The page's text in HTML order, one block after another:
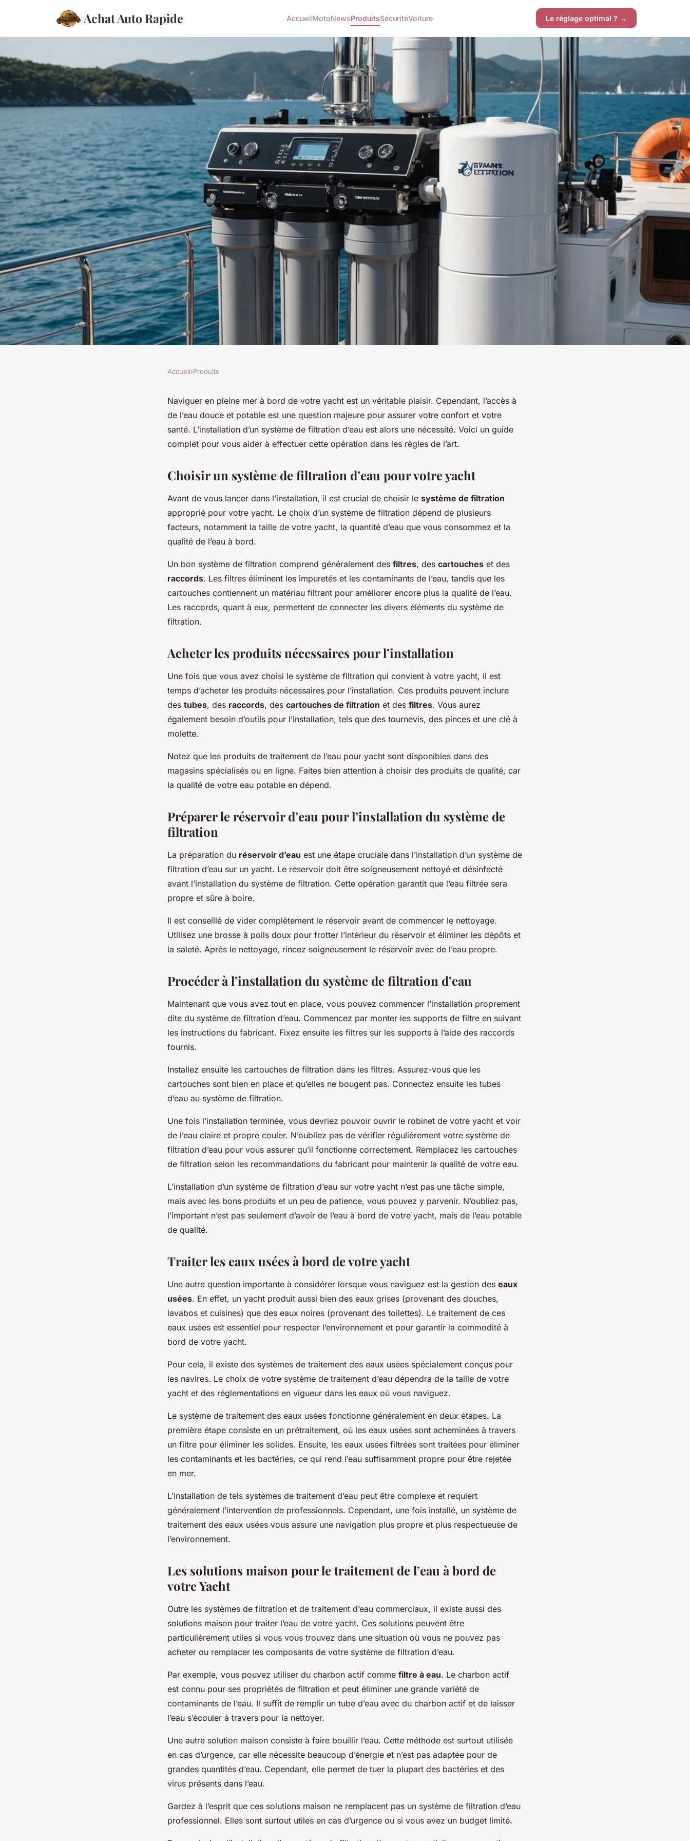
Achat Auto Rapide AccueilMotoNewsProduitsSécuritéVoiture Le réglage optimal ? →
Comment installer un système de
filtration de l'eau pour un yacht?
Accueil›Produits
Naviguer en pleine mer à bord de votre yacht est un véritable plaisir. Cependant, l’accès à
de l’eau douce et potable est une question majeure pour assurer votre confort et votre
santé. L’installation d’un système de filtration d’eau est alors une nécessité. Voici un guide
complet pour vous aider à effectuer cette opération dans les règles de l’art.
Choisir un système de filtration d’eau pour votre yacht
Avant de vous lancer dans l’installation, il est crucial de choisir le système de filtration
approprié pour votre yacht. Le choix d’un système de filtration dépend de plusieurs
facteurs, notamment la taille de votre yacht, la quantité d’eau que vous consommez et la
qualité de l’eau à bord.
Un bon système de filtration comprend généralement des filtres, des cartouches et des
raccords. Les filtres éliminent les impuretés et les contaminants de l’eau, tandis que les
cartouches contiennent un matériau filtrant pour améliorer encore plus la qualité de l’eau.
Les raccords, quant à eux, permettent de connecter les divers éléments du système de
filtration.
Acheter les produits nécessaires pour l’installation
Une fois que vous avez choisi le système de filtration qui convient à votre yacht, il est
temps d’acheter les produits nécessaires pour l’installation. Ces produits peuvent inclure
des tubes, des raccords, des cartouches de filtration et des filtres. Vous aurez
également besoin d’outils pour l’installation, tels que des tournevis, des pinces et une clé à
molette.
Notez que les produits de traitement de l’eau pour yacht sont disponibles dans des
magasins spécialisés ou en ligne. Faites bien attention à choisir des produits de qualité, car
la qualité de votre eau potable en dépend.
Préparer le réservoir d’eau pour l’installation du système de
filtration
La préparation du réservoir d’eau est une étape cruciale dans l’installation d’un système de
filtration d’eau sur un yacht. Le réservoir doit être soigneusement nettoyé et désinfecté
avant l’installation du système de filtration. Cette opération garantit que l’eau filtrée sera
propre et sûre à boire.
Il est conseillé de vider complètement le réservoir avant de commencer le nettoyage.
Utilisez une brosse à poils doux pour frotter l’intérieur du réservoir et éliminer les dépôts et
la saleté. Après le nettoyage, rincez soigneusement le réservoir avec de l’eau propre.
Procéder à l’installation du système de filtration d’eau
Maintenant que vous avez tout en place, vous pouvez commencer l’installation proprement
dite du système de filtration d’eau. Commencez par monter les supports de filtre en suivant
les instructions du fabricant. Fixez ensuite les filtres sur les supports à l’aide des raccords
fournis.
Installez ensuite les cartouches de filtration dans les filtres. Assurez-vous que les
cartouches sont bien en place et qu’elles ne bougent pas. Connectez ensuite les tubes
d’eau au système de filtration.
Une fois l’installation terminée, vous devriez pouvoir ouvrir le robinet de votre yacht et voir
de l’eau claire et propre couler. N’oubliez pas de vérifier régulièrement votre système de
filtration d’eau pour vous assurer qu’il fonctionne correctement. Remplacez les cartouches
de filtration selon les recommandations du fabricant pour maintenir la qualité de votre eau.
L’installation d’un système de filtration d’eau sur votre yacht n’est pas une tâche simple,
mais avec les bons produits et un peu de patience, vous pouvez y parvenir. N’oubliez pas,
l’important n’est pas seulement d’avoir de l’eau à bord de votre yacht, mais de l’eau potable
de qualité.
Traiter les eaux usées à bord de votre yacht
Une autre question importante à considérer lorsque vous naviguez est la gestion des eaux
usées. En effet, un yacht produit aussi bien des eaux grises (provenant des douches,
lavabos et cuisines) que des eaux noires (provenant des toilettes). Le traitement de ces
eaux usées est essentiel pour respecter l’environnement et pour garantir la commodité à
bord de votre yacht.
Pour cela, il existe des systèmes de traitement des eaux usées spécialement conçus pour
les navires. Le choix de votre système de traitement d’eau dépendra de la taille de votre
yacht et des réglementations en vigueur dans les eaux où vous naviguez.
Le système de traitement des eaux usées fonctionne généralement en deux étapes. La
première étape consiste en un prétraitement, où les eaux usées sont acheminées à travers
un filtre pour éliminer les solides. Ensuite, les eaux usées filtrées sont traitées pour éliminer
les contaminants et les bactéries, ce qui rend l’eau suffisamment propre pour être rejetée
en mer.
L’installation de tels systèmes de traitement d’eau peut être complexe et requiert
généralement l’intervention de professionnels. Cependant, une fois installé, un système de
traitement des eaux usées vous assure une navigation plus propre et plus respectueuse de
l’environnement.
Les solutions maison pour le traitement de l’eau à bord de
votre Yacht
Outre les systèmes de filtration et de traitement d’eau commerciaux, il existe aussi des
solutions maison pour traiter l’eau de votre yacht. Ces solutions peuvent être
particulièrement utiles si vous vous trouvez dans une situation où vous ne pouvez pas
acheter ou remplacer les composants de votre système de filtration d’eau.
Par exemple, vous pouvez utiliser du charbon actif comme filtre à eau. Le charbon actif
est connu pour ses propriétés de filtration et peut éliminer une grande variété de
contaminants de l’eau. Il suffit de remplir un tube d’eau avec du charbon actif et de laisser
l’eau s’écouler à travers pour la nettoyer.
Une autre solution maison consiste à faire bouillir l’eau. Cette méthode est surtout utilisée
en cas d’urgence, car elle nécessite beaucoup d’énergie et n’est pas adaptée pour de
grandes quantités d’eau. Cependant, elle permet de tuer la plupart des bactéries et des
virus présents dans l’eau.
Gardez à l’esprit que ces solutions maison ne remplacent pas un système de filtration d’eau
professionnel. Elles sont surtout utiles en cas d’urgence ou si vous avez un budget limité.